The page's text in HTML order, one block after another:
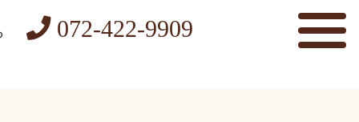
072-422-9909